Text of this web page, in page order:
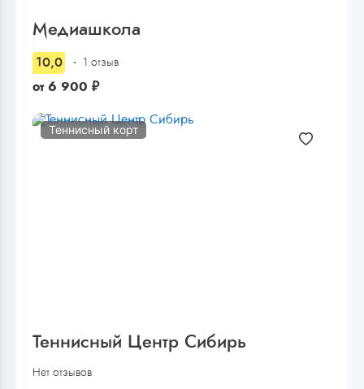
Медиашкола
10,0 1 отзыв
от 6 900 ₽
Теннисный корт
Теннисный Центр Сибирь
Нет отзывов